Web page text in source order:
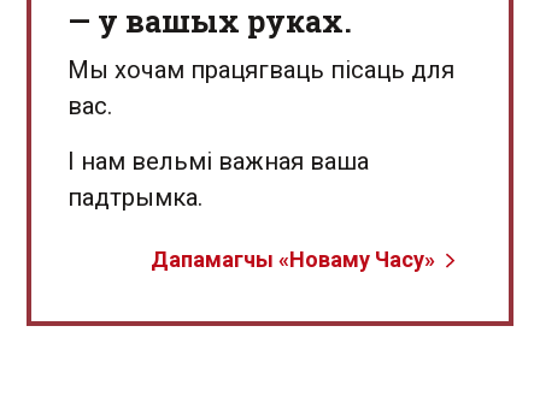
— у вашых руках.
Мы хочам працягваць пісаць для
вас.
І нам вельмі важная ваша
падтрымка.
Дапамагчы «Новаму Часу»